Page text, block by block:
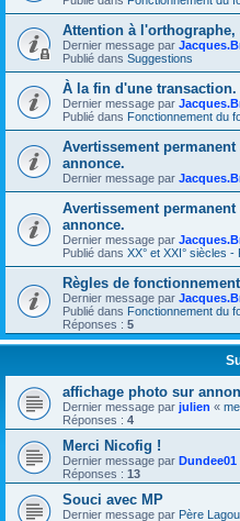
Attention à
Dernier message par
Publié dans Suggestions
À la fin d'une transaction.
Dernier message par
Publié dans Fonctionnement du
Avertissement
annonce.
Dernier message par
Avertissement
annonce.
Dernier message par
Publié dans XX° et XXI° siècles
Règles de fonctionnement
Dernier message par
Publié dans Fonctionnement du
Réponses : 5
affichage photo sur
Dernier message par julien «
Réponses : 4
Merci Nicofig !
Dernier message par Dundee01
Réponses : 13
Souci avec MP
Dernier message par Père